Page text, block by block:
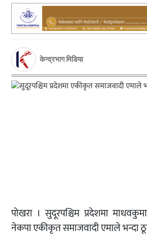
केन्द्रभाग मिडिया
पोखरा । सुदूरपश्चिम प्रदेशमा
नेकपा एकीकृत समाजवादी एमाले भन्दा